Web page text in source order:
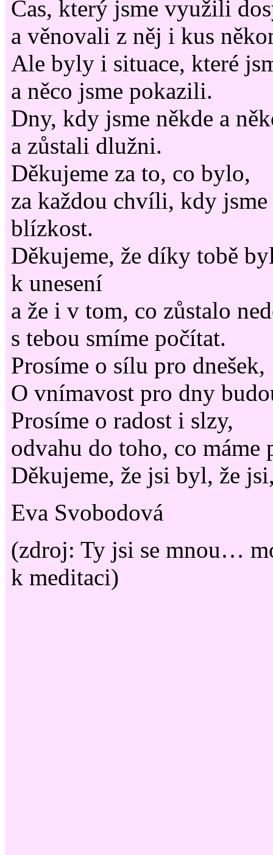
Čas, který jsme využili
a věnovali z něj i kus
Ale byly i situace, které
a něco jsme pokazili.
Dny, kdy jsme někde a
a zůstali dlužni.
Děkujeme za to, co bylo,
za každou chvíli, kdy
blízkost.
Děkujeme, že díky tobě
k unesení
a že i v tom, co zůstalo
s tebou smíme počítat.
Prosíme o sílu pro dnešek,
O vnímavost pro dny
Prosíme o radost i slzy,
odvahu do toho, co máme
Děkujeme, že jsi byl, že
Eva Svobodová
(zdroj: Ty jsi se mnou…
k meditaci)